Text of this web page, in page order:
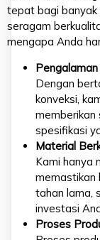
tepat bagi banyak
seragam
mengapa Anda
Dengan
konveksi,
memberikan
spesifikasi
Material
Kami hanya
memastikan
tahan lama,
investasi
Proses